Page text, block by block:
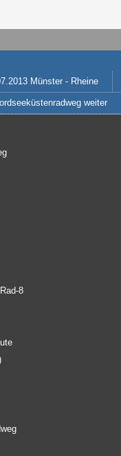
Münster - Rheine
weiter
8